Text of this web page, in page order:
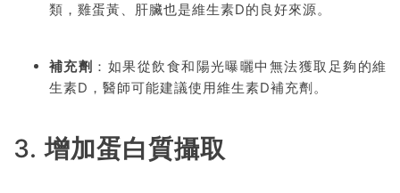
類，雞蛋黃、肝臟也是維生素D的良好來源。
補充劑 ：如果從飲食和陽光曝曬中無法獲取足夠的維
生素D，醫師可能建議使用維生素D補充劑。
3.增加蛋白質攝取